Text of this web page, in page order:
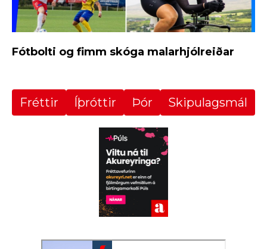
Fótbolti og fimm skóga malarhjólreiðar
Fréttir Íþróttir Þór Skipulagsmál